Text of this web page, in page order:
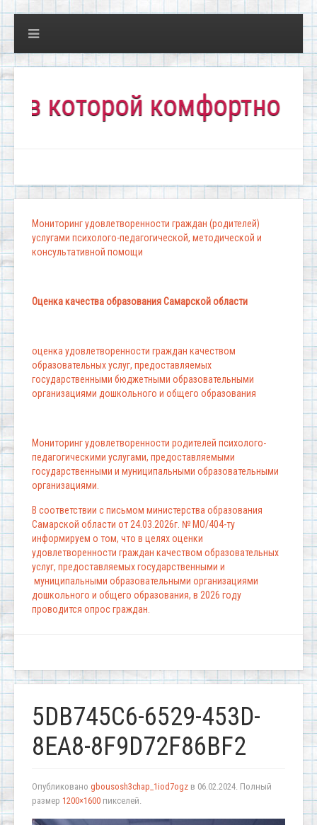
комфортно всем!"
Мониторинг удовлетворенности граждан (родителей)
услугами психолого-педагогической, методической и
консультативной помощи
Оценка качества образования Самарской области
оценка удовлетворенности граждан качеством
образовательных услуг, предоставляемых
государственными бюджетными образовательными
организациями дошкольного и общего образования
Мониторинг удовлетворенности родителей психолого-
педагогическими услугами, предоставляемыми
государственными и муниципальными образовательными
организациями.
В соответствии с письмом министерства образования
Самарской области от 24.03.2026г. № МО/404-ту
информируем о том, что в целях оценки
удовлетворенности граждан качеством образовательных
услуг, предоставляемых государственными и
муниципальными образовательными организациями
дошкольного и общего образования, в 2026 году
проводится опрос граждан.
5DB745C6-6529-453D-
8EA8-8F9D72F86BF2
Опубликовано gbousosh3chap_1iod7ogz в 06.02.2024. Полный
размер 1200×1600 пикселей.